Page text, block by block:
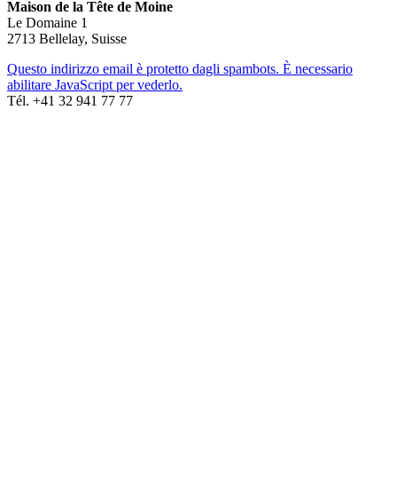
Maison de la Tête de Moine
Le Domaine 1
2713 Bellelay, Suisse
Questo indirizzo email è protetto dagli spambots. È necessario
abilitare JavaScript per vederlo.
Tél. +41 32 941 77 77